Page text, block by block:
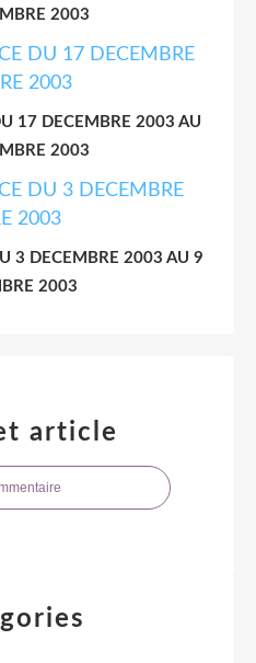
2003
17 DECEMBRE 2003 AU
2003
3 DECEMBRE 2003 AU 9
2003
article